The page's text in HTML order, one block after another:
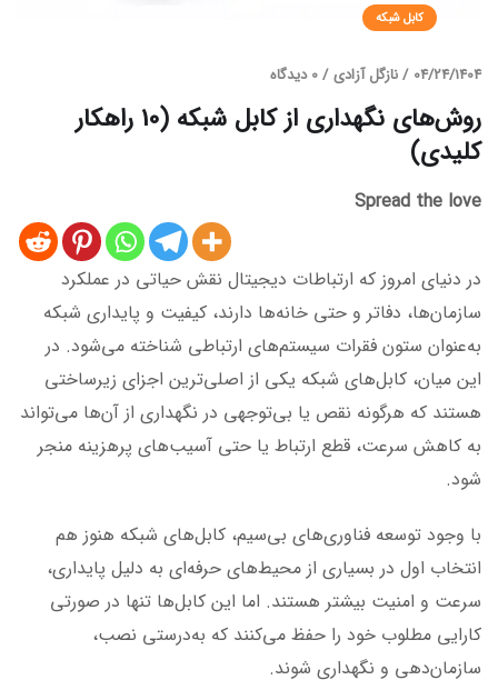
کابل شبکه
04/24/1404
/نازگل آزادی /0 دیدگاه
روش‌های نگهداری از کابل شبکه (10 راهکار
کلیدی)
Spread the love
در دنیای امروز که ارتباطات دیجیتال نقش حیاتی در عملکرد
سازمان‌ها، دفاتر و حتی خانه‌ها دارند، کیفیت و پایداری شبکه‌
به‌عنوان ستون فقرات سیستم‌های ارتباطی شناخته می‌شود. در
این میان، کابل‌های شبکه یکی از اصلی‌ترین اجزای زیرساختی
هستند که هرگونه نقص یا بی‌توجهی در نگهداری از آن‌ها می‌تواند
به کاهش سرعت، قطع ارتباط یا حتی آسیب‌های پرهزینه منجر
شود.
با وجود توسعه فناوری‌های بی‌سیم، کابل‌های شبکه هنوز هم
انتخاب اول در بسیاری از محیط‌های حرفه‌ای به دلیل پایداری،
سرعت و امنیت بیشتر هستند. اما این کابل‌ها تنها در صورتی
کارایی مطلوب خود را حفظ می‌کنند که به‌درستی نصب،
سازمان‌دهی و نگهداری شوند.